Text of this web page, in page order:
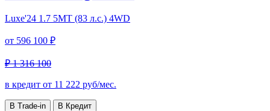
Luxe'24 1.7 5МТ (83 л.с.) 4WD
от 596 100 ₽
₽ 1 316 100
в кредит от 11 222 руб/мес.
В Trade-in В Кредит